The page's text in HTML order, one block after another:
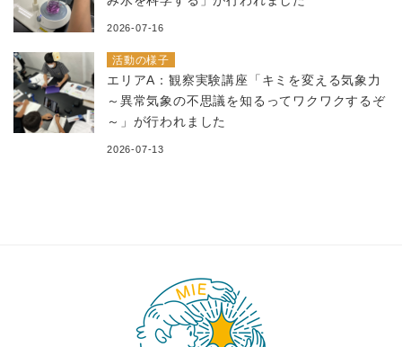
2026-07-16
活動の様子
エリアA：観察実験講座「キミを変える気象力
～異常気象の不思議を知るってワクワクするぞ
～」が行われました
2026-07-13